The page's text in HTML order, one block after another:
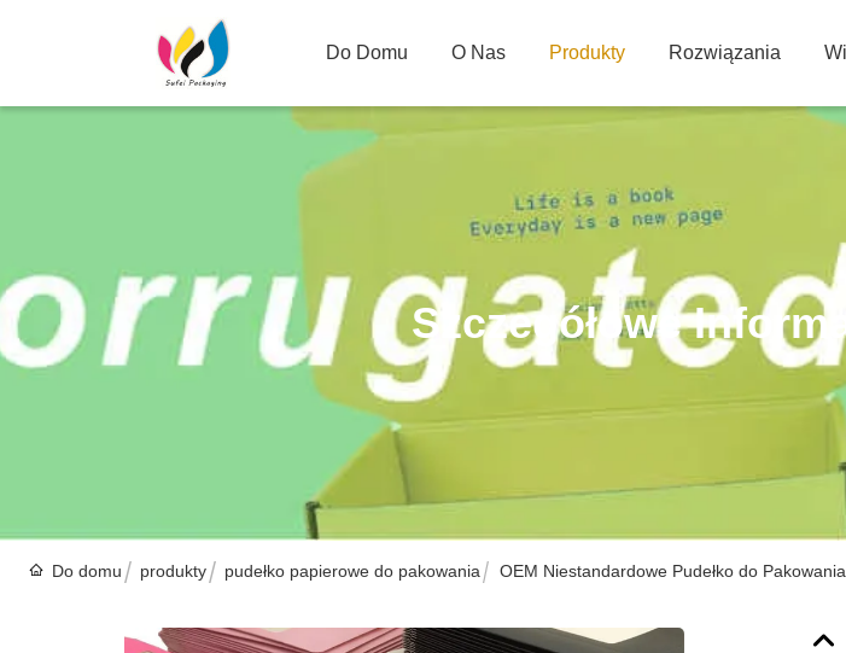
Do Domu O Nas Produkty Rozwiązania
Szczegółowe
Do domu produkty pudełko papierowe do pakowania OEM Niestandardowe Pudełko do